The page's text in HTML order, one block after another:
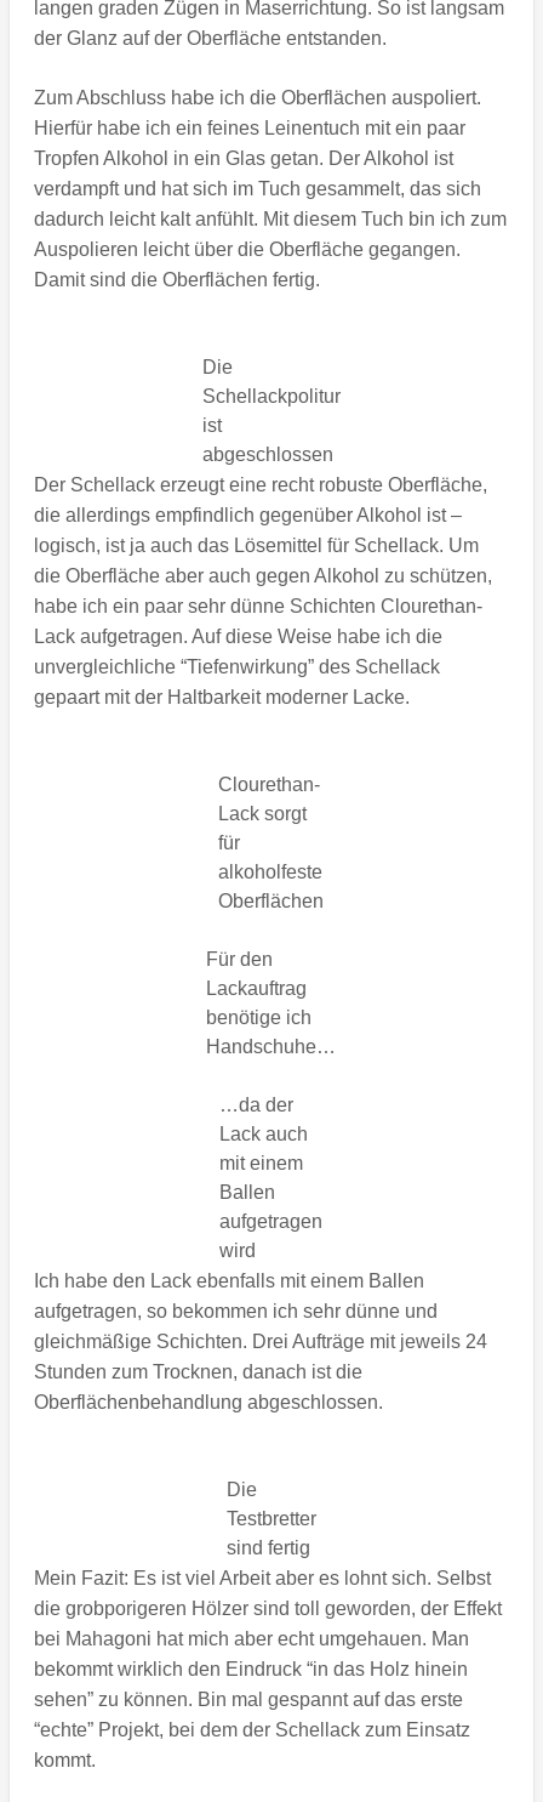
langen graden Zügen in Maserrichtung. So ist langsam
der Glanz auf der Oberfläche entstanden.
Zum Abschluss habe ich die Oberflächen auspoliert.
Hierfür habe ich ein feines Leinentuch mit ein paar
Tropfen Alkohol in ein Glas getan. Der Alkohol ist
verdampft und hat sich im Tuch gesammelt, das sich
dadurch leicht kalt anfühlt. Mit diesem Tuch bin ich zum
Auspolieren leicht über die Oberfläche gegangen.
Damit sind die Oberflächen fertig.
Die
Schellackpolitur
ist
abgeschlossen
Der Schellack erzeugt eine recht robuste Oberfläche,
die allerdings empfindlich gegenüber Alkohol ist –
logisch, ist ja auch das Lösemittel für Schellack. Um
die Oberfläche aber auch gegen Alkohol zu schützen,
habe ich ein paar sehr dünne Schichten Clourethan-
Lack aufgetragen. Auf diese Weise habe ich die
unvergleichliche “Tiefenwirkung” des Schellack
gepaart mit der Haltbarkeit moderner Lacke.
Clourethan-
Lack sorgt
für
alkoholfeste
Oberflächen
Für den
Lackauftrag
benötige ich
Handschuhe…
…da der
Lack auch
mit einem
Ballen
aufgetragen
wird
Ich habe den Lack ebenfalls mit einem Ballen
aufgetragen, so bekommen ich sehr dünne und
gleichmäßige Schichten. Drei Aufträge mit jeweils 24
Stunden zum Trocknen, danach ist die
Oberflächenbehandlung abgeschlossen.
Die
Testbretter
sind fertig
Mein Fazit: Es ist viel Arbeit aber es lohnt sich. Selbst
die grobporigeren Hölzer sind toll geworden, der Effekt
bei Mahagoni hat mich aber echt umgehauen. Man
bekommt wirklich den Eindruck “in das Holz hinein
sehen” zu können. Bin mal gespannt auf das erste
“echte” Projekt, bei dem der Schellack zum Einsatz
kommt.